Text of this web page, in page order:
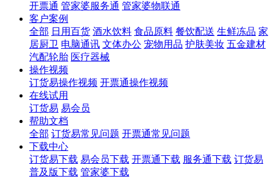
开票通 管家婆服务通 管家婆物联通
客户案例
全部 日用百货 酒水饮料 食品原料 餐饮配送 生鲜冻品 家
居厨卫 电脑通讯 文体办公 宠物用品 护肤美妆 五金建材
汽配轮胎 医疗器械
操作视频
订货易操作视频 开票通操作视频
在线试用
订货易 易会员
帮助文档
全部 订货易常见问题 开票通常见问题
下载中心
订货易下载 易会员下载 开票通下载 服务通下载 订货易
普及版下载 管家婆下载